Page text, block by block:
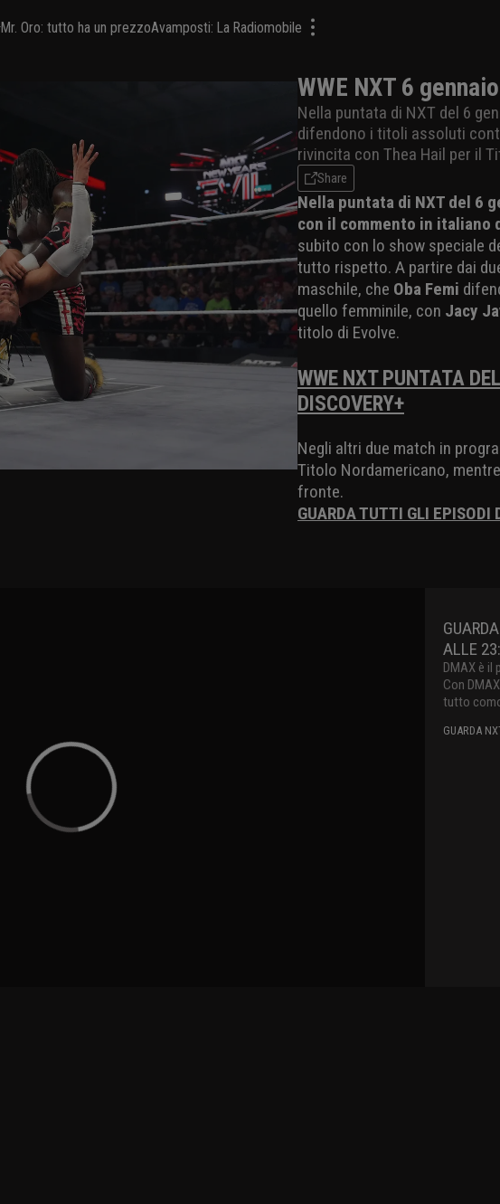
Mr. Oro: tutto ha un prezzoAvamposti: La Radiomobile
WWE NXT 6
Nella puntata di NXT del 6
difendono i titoli assoluti
rivincita con Thea Hail per il
Share
Nella puntata di NXT del 6
con il commento in italiano
subito con lo show speciale
tutto rispetto. A partire dai
maschile, che Oba Femi
quello femminile, con Jacy
titolo di Evolve.
WWE NXT PUNTATA
DISCOVERY+
Negli altri due match in
Titolo Nordamericano, mentre
fronte.
GUARDA TUTTI GLI EPISODI
ALLE
DMAX è il
Con
tutto
GUARDA